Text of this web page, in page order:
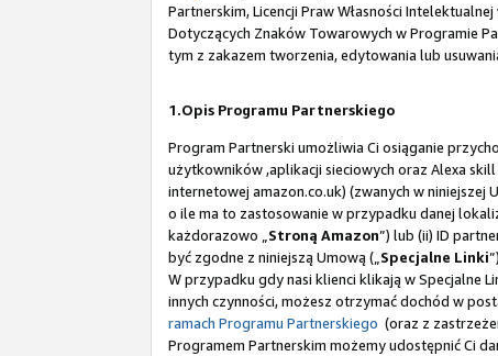
Partnerskim, Licencji Praw Własności
Dotyczących Znaków Towarowych w Programie
tym z zakazem tworzenia, edytowania lub
1.Opis Programu Partnerskiego
Program Partnerski umożliwia Ci osiąganie
użytkowników ,aplikacji sieciowych oraz Alexa
internetowej amazon.co.uk) (zwanych w niniejszej
o ile ma to zastosowanie w przypadku danej
każdorazowo „Stroną Amazon”) lub (ii) ID
być zgodne z niniejszą Umową („Specjalne Linki
W przypadku gdy nasi klienci klikają w Specjalne
innych czynności, możesz otrzymać dochód w
ramach Programu Partnerskiego (oraz z
Programem Partnerskim możemy udostępnić Ci